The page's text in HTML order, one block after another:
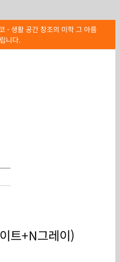
- 생활 공간 창조의 미학 그 아름
니다.
트+N그레이)